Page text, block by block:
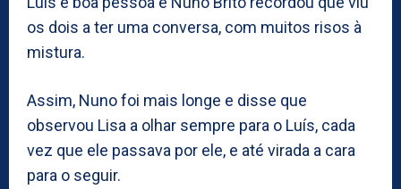
os dois a ter uma conversa, com muitos risos à
mistura.
Assim, Nuno foi mais longe e disse que
observou Lisa a olhar sempre para o Luís, cada
vez que ele passava por ele, e até virada a cara
para o seguir.